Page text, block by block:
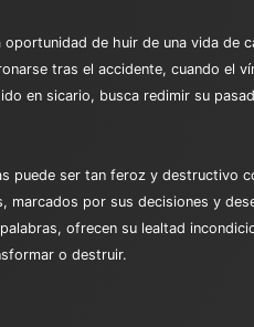
de huir de una vida de
tras el accidente, cuando el
en sicario, busca redimir su
ser tan feroz y destructivo
por sus decisiones y
ofrecen su lealtad
o destruir.